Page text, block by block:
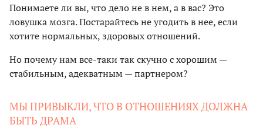
Понимаете ли вы, что дело не в нем, а в вас? Это
ловушка мозга. Постарайтесь не угодить в нее, если
хотите нормальных, здоровых отношений.
Но почему нам все-таки так скучно с хорошим —
стабильным, адекватным — партнером?
МЫ ПРИВЫКЛИ, ЧТО В ОТНОШЕНИЯХ ДОЛЖНА
БЫТЬ ДРАМА